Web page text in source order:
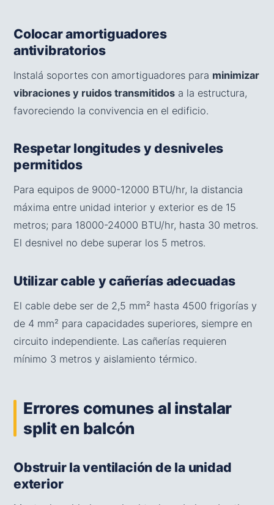
Colocar amortiguadores
antivibratorios
Instalá soportes con amortiguadores para minimizar
vibraciones y ruidos transmitidos a la estructura,
favoreciendo la convivencia en el edificio.
Respetar longitudes y desniveles
permitidos
Para equipos de 9000-12000 BTU/hr, la distancia
máxima entre unidad interior y exterior es de 15
metros; para 18000-24000 BTU/hr, hasta 30 metros.
El desnivel no debe superar los 5 metros.
Utilizar cable y cañerías adecuadas
El cable debe ser de 2,5 mm² hasta 4500 frigorías y
de 4 mm² para capacidades superiores, siempre en
circuito independiente. Las cañerías requieren
mínimo 3 metros y aislamiento térmico.
Errores comunes al instalar
split en balcón
Obstruir la ventilación de la unidad
exterior